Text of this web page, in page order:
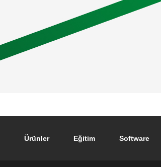
Footer main navigation
Ürünler Eğitim Software